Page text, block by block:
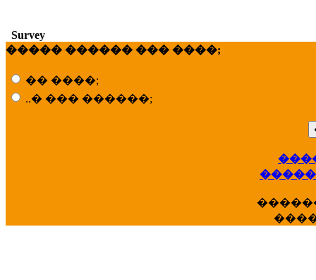
Survey
����� ������ ��� ����;
�� ����;
..� ��� ������;